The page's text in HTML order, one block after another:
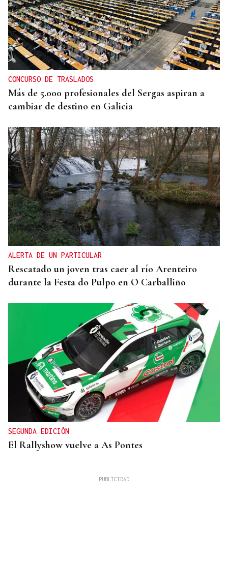
ORÁCULO DAS BURGAS
Horóscopo del día: lunes, 10 de agosto
CONCURSO DE TRASLADOS
Más de 5.000 profesionales del Sergas aspiran a
cambiar de destino en Galicia
ALERTA DE UN PARTICULAR
Rescatado un joven tras caer al río Arenteiro
durante la Festa do Pulpo en O Carballiño
SEGUNDA EDICIÓN
El Rallyshow vuelve a As Pontes